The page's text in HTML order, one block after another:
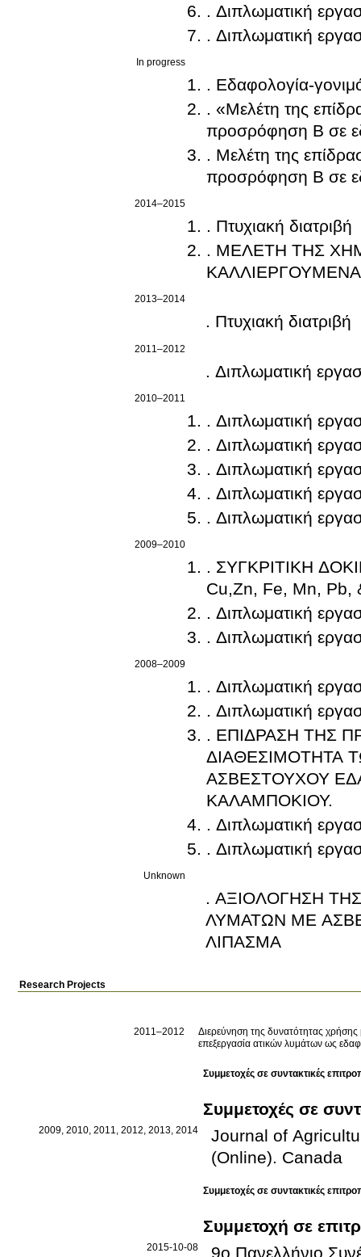
. Διπλωματική
. Διπλωματική
In progress
. Εδαφολογία-
. «Μελέτη της
προσρόφηση Β σε
. Μελέτη της
προσρόφηση Β σε
2014–2015
. Πτυχιακή διατριβή
. ΜΕΛΕΤΗ ΤΗΣ
2013–2014
. Πτυχιακή διατριβή
2011–2012
. Διπλωματική
2010–2011
. Διπλωματική
. Διπλωματική
. Διπλωματική
. Διπλωματική
. Διπλωματική
2009–2010
. ΣΥΓΚΡΙΤΙΚΗ
Cu,Zn, Fe, Mn,
. Διπλωματική
. Διπλωματική
2008–2009
. Διπλωματική
. Διπλωματική
. ΕΠΙΔΡΑΣΗ ΤΗΣ
ΔΙΑΘΕΣΙΜΟΤΗΤΑ
ΑΣΒΕΣΤΟΥΧΟΥ
ΚΑΛΑΜΠΟΚΙΟΥ.
. Διπλωματική
. Διπλωματική
Unknown
. ΑΞΙΟΛΟΓΗΣΗ
ΛΥΜΑΤΩΝ ΜΕ
ΛΙΠΑΣΜΑ
Research Projects
2011–2012
Διερεύνηση της δυνατότητας
επεξεργασία ατικών λυμάτων ως
Συμμετοχές σε συντακτικές
Συμμετοχές σε
2009, 2010, 2011, 2012, 2013, 2014
Journal of
(Online). Canada
Συμμετοχές σε συντακτικές
Συμμετοχή σε
2015-10-08 9ο Πανελλήνιο